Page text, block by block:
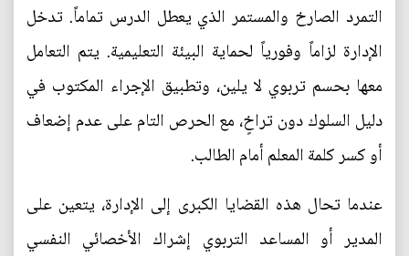
التمرد الصارخ والمستمر الذي يعطل الدرس تماماً. تدخل
الإدارة لزاماً وفورياً لحماية البيئة التعليمية. يتم التعامل
معها بحسم تربوي لا يلين، وتطبيق الإجراء المكتوب في
دليل السلوك دون تراخٍ، مع الحرص التام على عدم إضعاف
أو كسر كلمة المعلم أمام الطالب.
عندما تحال هذه القضايا الكبرى إلى الإدارة، يتعين على
المدير أو المساعد التربوي إشراك الأخصائي النفسي